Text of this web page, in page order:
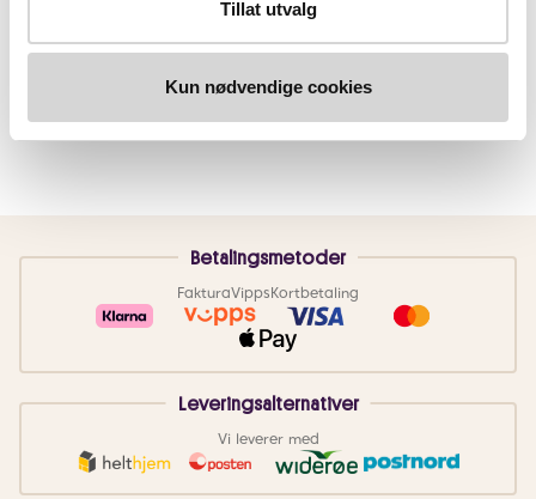
Tillat utvalg
Kun nødvendige cookies
Betalingsmetoder
FakturaVippsKortbetaling
Leveringsalternativer
Vi leverer med